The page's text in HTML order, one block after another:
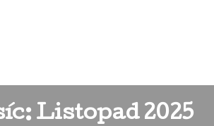
Listopad 2025